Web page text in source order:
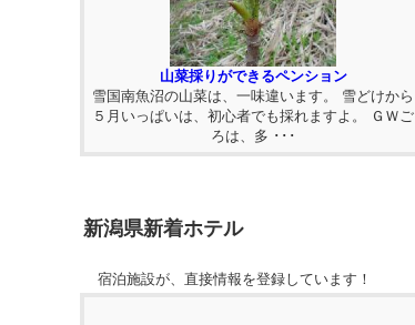
山菜採りができるペンション
雪国南魚沼の山菜は、一味違います。 雪どけから
５月いっぱいは、初心者でも採れますよ。 ＧＷご
ろは、多 ･･･
新潟県新着ホテル
宿泊施設が、直接情報を登録しています！